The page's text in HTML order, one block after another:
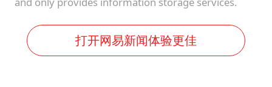
打开网易新闻体验更佳